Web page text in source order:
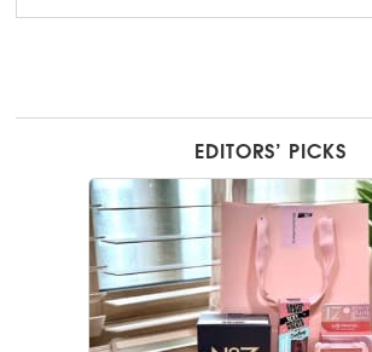
EDITORS’ PICKS